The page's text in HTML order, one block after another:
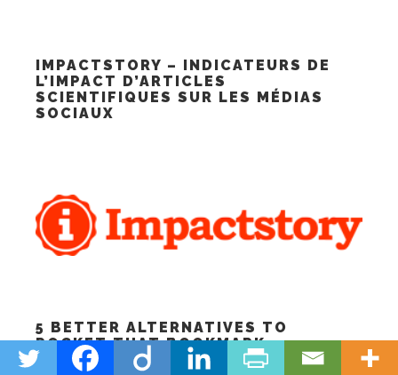
IMPACTSTORY – INDICATEURS DE
L’IMPACT D’ARTICLES
SCIENTIFIQUES SUR LES MÉDIAS
SOCIAUX
5 BETTER ALTERNATIVES TO
POCKET THAT BOOKMARK
ANYTHING FOR LATER